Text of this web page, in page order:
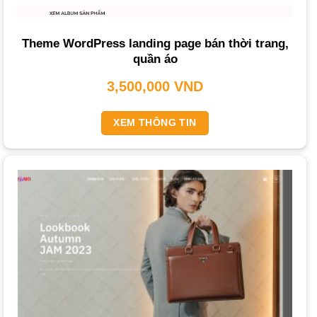
thương hiệu và tự động điều chỉnh hiển thị mượt mà trên
mọi thiết bị từ máy tính đến điện thoại di động.
Danh Mục Sản Phẩm Rõ Ràng và Trực Quan
cần được phân loại khoa học, dễ tìm kiếm. Hình
: Giúp
theo kích thước, màu sắc, giá cả, tối ưu hóa trải nghiệm
Giỏ Hàng và Thanh Toán Tiện Lợi: Quy trình đặt hàng và
thanh toán cần đơn giản, nhanh chóng với nhiều phương
thức thanh toán trực tuyến (thẻ tín dụng, ví điện tử, chuyển
khoản) để tăng tỷ lệ chuyển đổi.
: Tích hợp chat trực
Theme WordPress landing page bán thời trang,
quần áo
3,500,000 VND
XEM THÔNG TIN